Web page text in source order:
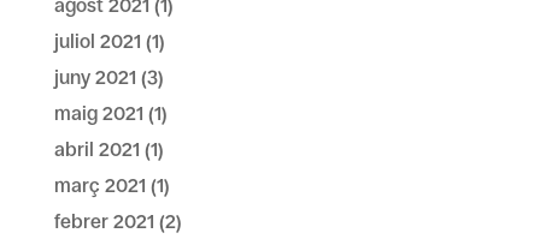
agost 2021 (1)
juliol 2021 (1)
juny 2021 (3)
maig 2021 (1)
abril 2021 (1)
març 2021 (1)
febrer 2021 (2)